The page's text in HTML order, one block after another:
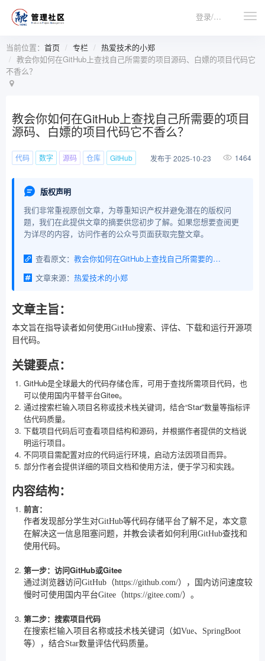
登录/注册
当前位置： 首页 专栏
热爱技术的小郑
教会你如何在GitHub上查找自己所需要的项目源码、白嫖的项目代码它
不香么？
教会你如何在GitHub上查找自己所需要的项目
源码、白嫖的项目代码它不香么？
代码 数字 源码 仓库 GitHub 发布于 2025-10-23 1464
版权声明
我们非常重视原创文章，为尊重知识产权并避免潜在的版权问
题，我们在此提供文章的摘要供您初步了解。如果您想要查阅更
为详尽的内容，访问作者的公众号页面获取完整文章。
查看原文：
教会你如何在GitHub上查找自己所需要的项目源码、白嫖的项目代码它不香么？
文章来源： 热爱技术的小郑
文章主旨：
本文旨在指导读者如何使用GitHub搜索、评估、下载和运行开源项
目代码。
关键要点：
GitHub是全球最大的代码存储仓库，可用于查找所需项目代码，也
可以使用国内平替平台Gitee。
通过搜索栏输入项目名称或技术栈关键词，结合“Star”数量等指标评
估代码质量。
下载项目代码后可查看项目结构和源码，并根据作者提供的文档说
明运行项目。
不同项目需配置对应的代码运行环境，启动方法因项目而异。
部分作者会提供详细的项目文档和使用方法，便于学习和实践。
内容结构：
前言：
作者发现部分学生对GitHub等代码存储平台了解不足，本文意
在解决这一信息阻塞问题，并教会读者如何利用GitHub查找和
使用代码。
第一步：访问GitHub或Gitee
通过浏览器访问GitHub（https://github.com/），国内访问速度较
慢时可使用国内平台Gitee（https://gitee.com/）。
第二步：搜索项目代码
在搜索栏输入项目名称或技术栈关键词（如Vue、SpringBoot
等），结合Star数量评估代码质量。